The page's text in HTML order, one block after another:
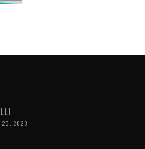
20, 2023